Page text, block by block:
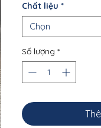
Chất liệu *
Chọn
Số lượng *